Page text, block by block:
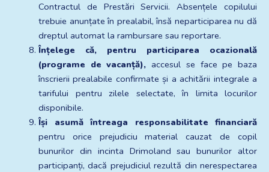
Contractul de Prestări Servicii. Absențele copilului
trebuie anunțate în prealabil, însă neparticiparea nu dă
dreptul automat la rambursare sau reportare.
Înțelege că, pentru participarea ocazională
(programe de vacanță), accesul se face pe baza
înscrierii prealabile confirmate și a achitării integrale a
tarifului pentru zilele selectate, în limita locurilor
disponibile.
Își asumă întreaga responsabilitate financiară
pentru orice prejudiciu material cauzat de copil
bunurilor din incinta Drimoland sau bunurilor altor
participanți, dacă prejudiciul rezultă din nerespectarea